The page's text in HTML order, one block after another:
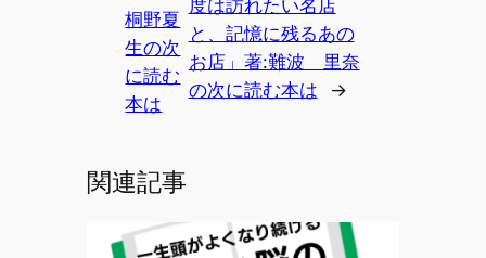
桐野夏
生の次
に読む
本は
度は訪れたい名店
と、記憶に残るあの
お店」著:難波 里奈
の次に読む本は
→
関連記事